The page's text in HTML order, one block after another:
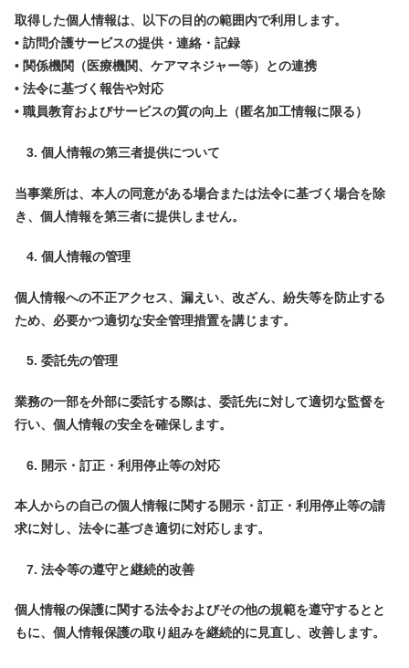
取得した個人情報は、以下の目的の範囲内で利用します。
• 訪問介護サービスの提供・連絡・記録
• 関係機関（医療機関、ケアマネジャー等）との連携
• 法令に基づく報告や対応
• 職員教育およびサービスの質の向上（匿名加工情報に限る）
個人情報の第三者提供について
当事業所は、本人の同意がある場合または法令に基づく場合を除
き、個人情報を第三者に提供しません。
個人情報の管理
個人情報への不正アクセス、漏えい、改ざん、紛失等を防止する
ため、必要かつ適切な安全管理措置を講じます。
委託先の管理
業務の一部を外部に委託する際は、委託先に対して適切な監督を
行い、個人情報の安全を確保します。
開示・訂正・利用停止等の対応
本人からの自己の個人情報に関する開示・訂正・利用停止等の請
求に対し、法令に基づき適切に対応します。
法令等の遵守と継続的改善
個人情報の保護に関する法令およびその他の規範を遵守するとと
もに、個人情報保護の取り組みを継続的に見直し、改善します。